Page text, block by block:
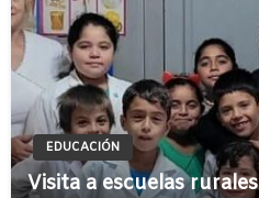
EDUCACIÓN
Visita a escuelas rurales